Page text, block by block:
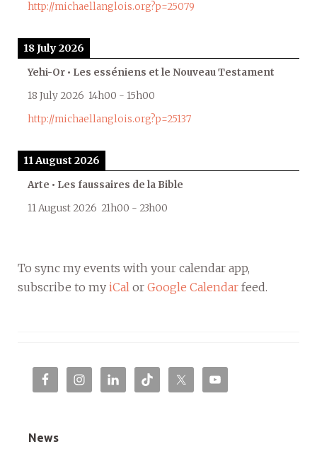
http://michaellanglois.org?p=25079
18 July 2026
Yehi-Or • Les esséniens et le Nouveau Testament
18 July 2026 14h00 - 15h00
http://michaellanglois.org?p=25137
11 August 2026
Arte • Les faussaires de la Bible
11 August 2026 21h00 - 23h00
To sync my events with your calendar app,
subscribe to my iCal or Google Calendar feed.
News